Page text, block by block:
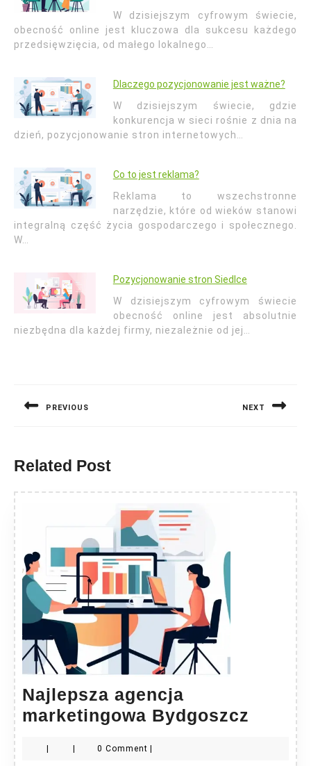
W dzisiejszym cyfrowym świecie,
obecność online jest kluczowa dla sukcesu każdego
przedsięwzięcia, od małego lokalnego…
Dlaczego pozycjonowanie jest ważne?
W dzisiejszym świecie, gdzie
konkurencja w sieci rośnie z dnia na
dzień, pozycjonowanie stron internetowych…
Co to jest reklama?
Reklama to wszechstronne
narzędzie, które od wieków stanowi
integralną część życia gospodarczego i społecznego.
W…
Pozycjonowanie stron Siedlce
W dzisiejszym cyfrowym świecie
obecność online jest absolutnie
niezbędna dla każdej firmy, niezależnie od jej…
PREVIOUS NEXT
Related Post
Najlepsza agencja
marketingowa Bydgoszcz
0 Comment